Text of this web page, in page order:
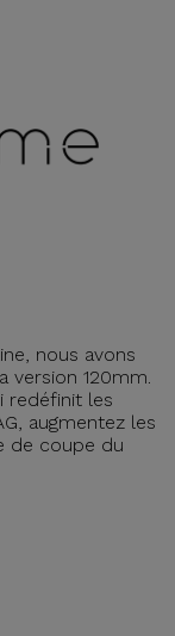
nous avons
version 120mm.
redéfinit les
augmentez les
de coupe du